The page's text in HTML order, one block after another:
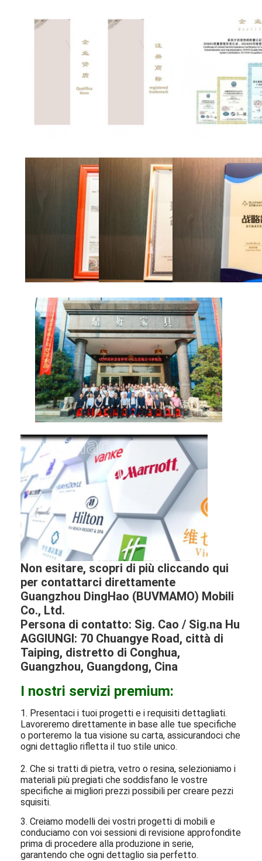
Non esitare, scopri di più cliccando qui
per contattarci direttamente
Guangzhou DingHao (BUVMAMO) Mobili
Co., Ltd.
Persona di contatto: Sig. Cao / Sig.na Hu
AGGIUNGI: 70 Chuangye Road, città di
Taiping, distretto di Conghua,
Guangzhou, Guangdong, Cina
I nostri servizi premium:
1. Presentaci i tuoi progetti e i requisiti dettagliati.
Lavoreremo direttamente in base alle tue specifiche
o porteremo la tua visione su carta, assicurandoci che
ogni dettaglio rifletta il tuo stile unico.
2. Che si tratti di pietra, vetro o resina, selezioniamo i
materiali più pregiati che soddisfano le vostre
specifiche ai migliori prezzi possibili per creare pezzi
squisiti.
3. Creiamo modelli dei vostri progetti di mobili e
conduciamo con voi sessioni di revisione approfondite
prima di procedere alla produzione in serie,
garantendo che ogni dettaglio sia perfetto.